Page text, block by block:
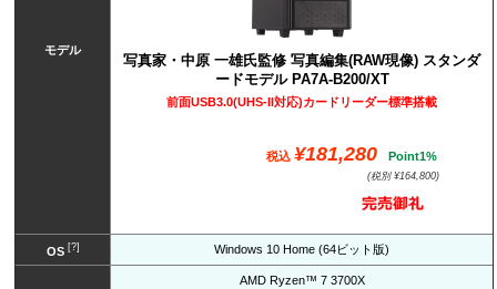
モデル
写真家・中原 一雄氏監修 写真編集(RAW現像) スタンダ
ードモデル PA7A-B200/XT
前面USB3.0(UHS-II対応)カードリーダー標準搭載
税込 ¥181,280 Point1%
(税別 ¥164,800)
OS[?] Windows 10 Home (64ビット版)
AMD Ryzen™ 7 3700X